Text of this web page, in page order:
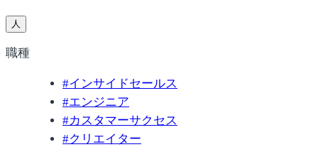
人
職種
#インサイドセールス
#エンジニア
#カスタマーサクセス
#クリエイター